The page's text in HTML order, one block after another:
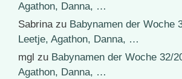
Agathon, Danna, …
Sabrinazu Babynamen der Woche
Leetje, Agathon, Danna, …
mgl zu Babynamen der Woche 32/
Agathon, Danna, …